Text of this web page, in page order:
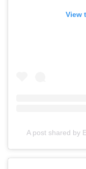
View
A post shared by